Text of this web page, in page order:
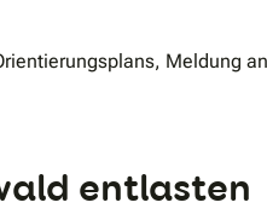
Meldung
entlasten